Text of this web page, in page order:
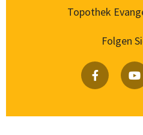
Topothek
Folgen